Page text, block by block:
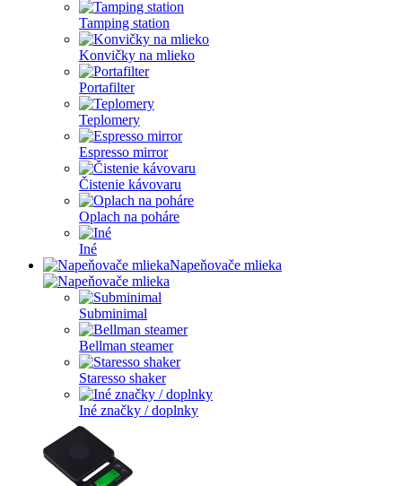
Tamping station
Konvičky na mlieko
Portafilter
Teplomery
Espresso mirror
Čistenie kávovaru
Oplach na poháre
Iné
Napeňovače mlieka
Subminimal
Bellman steamer
Staresso shaker
Iné značky / doplnky